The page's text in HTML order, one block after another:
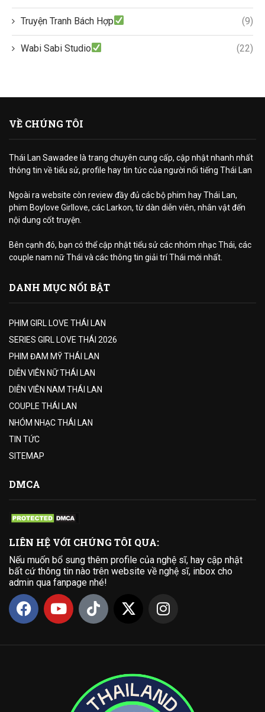
Truyện Tranh Bách Hợp (9)
Wabi Sabi Studio (22)
VỀ CHÚNG TÔI
Thái Lan Sawadee là trang chuyên cung cấp, cập nhật nhanh nhất
thông tin về tiểu sử, profile hay tin tức của người nổi tiếng Thái Lan
Ngoài ra website còn review đầy đủ các bộ phim hay Thái Lan,
phim Boylove Girllove, các Larkon, từ dàn diễn viên, nhân vật đến
nội dung cốt truyện.
Bên cạnh đó, bạn có thể cập nhật tiểu sử các nhóm nhạc Thái, các
couple nam nữ Thái và các thông tin giải trí Thái mới nhất.
DANH MỤC NỔI BẬT
PHIM GIRL LOVE THÁI LAN
SERIES GIRL LOVE THÁI 2026
PHIM ĐAM MỸ THÁI LAN
DIỄN VIÊN NỮ THÁI LAN
DIỄN VIÊN NAM THÁI LAN
COUPLE THÁI LAN
NHÓM NHẠC THÁI LAN
TIN TỨC
SITEMAP
DMCA
LIÊN HỆ VỚI CHÚNG TÔI QUA:
Nếu muốn bổ sung thêm profile của nghệ sĩ, hay cập nhật
bất cứ thông tin nào trên website về nghệ sĩ, inbox cho
admin qua fanpage nhé!